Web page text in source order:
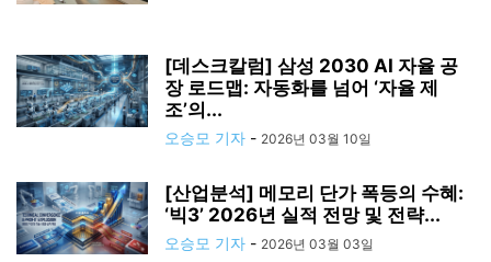
[데스크칼럼] 삼성 2030 AI 자율 공
장 로드맵: 자동화를 넘어 ‘자율 제
조’의...
오승모 기자 - 2026년 03월 10일
[산업분석] 메모리 단가 폭등의 수혜:
‘빅3’ 2026년 실적 전망 및 전략...
오승모 기자 - 2026년 03월 03일